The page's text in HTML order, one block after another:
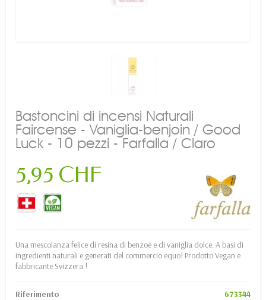
Bastoncini di incensi Naturali
Faircense - Vaniglia-benjoin / Good
Luck - 10 pezzi - Farfalla / Claro
5,95 CHF
Una mescolanza felice di resina di benzoé e di vaniglia dolce. A basi di
ingredienti naturali e generati del commercio equo! Prodotto Vegan e
fabbricante Svizzera !
Riferimento 673344